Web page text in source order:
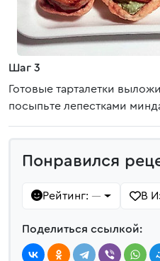
Шаг 3
Готовые тарталетки
посыпьте лепестками
Понравился
Рейтинг: — В
Поделиться ссылкой: